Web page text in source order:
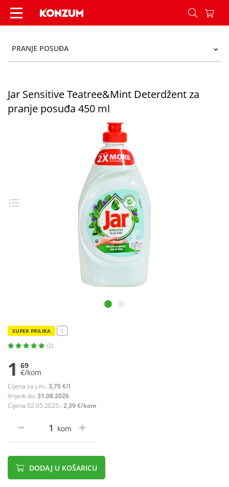
Jar Sensitive Teatree&Mint Deterdžent za
PRANJE POSUĐA
Jar Sensitive Teatree&Mint Deterdžent za
pranje posuđa 450 ml
SUPER PRILIKA !
(2)
1 69
€/kom
Cijena za j.m.: 3,75 €/l
Vrijedi do: 31.08.2026
Cijena 02.05.2025.: 2,39 €/kom
kom
DODAJ U KOŠARICU